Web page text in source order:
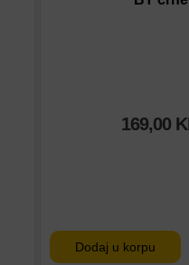
169,00
Dodaj u korpu